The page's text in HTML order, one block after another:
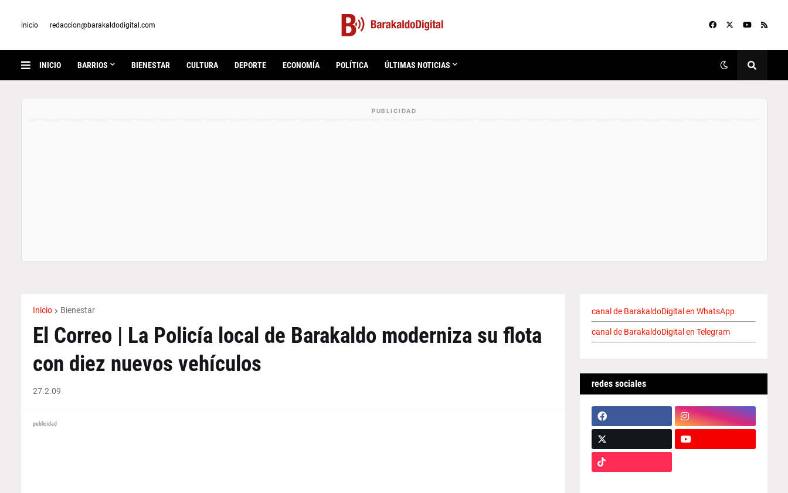
inicio redaccion@barakaldodigital.com
INICIO BARRIOS BIENESTAR CULTURA DEPORTE ECONOMÍA POLÍTICA ÚLTIMAS NOTICIAS
Inicio Bienestar
El Correo | La Policía local de Barakaldo moderniza su flota
con diez nuevos vehículos
27.2.09
publicidad
canal de BarakaldoDigital en WhatsApp
canal de BarakaldoDigital en Telegram
redes sociales